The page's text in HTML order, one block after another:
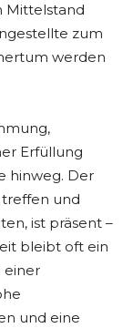
Mittelstand
zum
werden
Erfüllung
hinweg. Der
und
ist präsent –
bleibt oft ein
einer
und eine